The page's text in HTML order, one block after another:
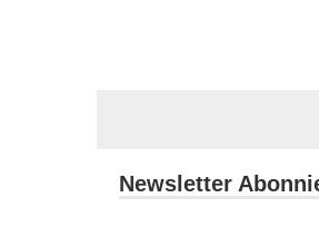
Newsletter